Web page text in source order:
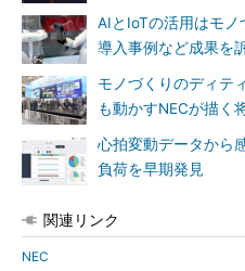
AIとIoTの活用はモ
導入事例など成果を
モノづくりのディテ
も動かすNECが描く
心拍変動データから
負荷を早期発見
関連リンク
NEC